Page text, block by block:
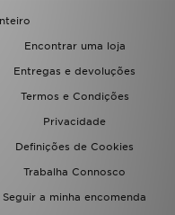
Encontrar uma loja
Entregas e devoluções
Termos e Condições
Privacidade
Definições de Cookies
Trabalha Connosco
Seguir a minha encomenda